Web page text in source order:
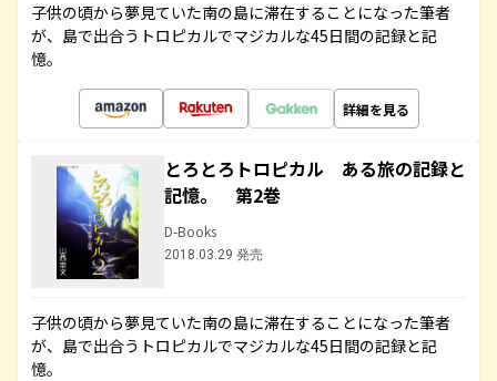
子供の頃から夢見ていた南の島に滞在することになった筆者
が、島で出合うトロピカルでマジカルな45日間の記録と記
憶。
詳細を見る
とろとろトロピカル ある旅の記録と
記憶。 第2巻
D-Books
2018.03.29 発売
子供の頃から夢見ていた南の島に滞在することになった筆者
が、島で出合うトロピカルでマジカルな45日間の記録と記
憶。